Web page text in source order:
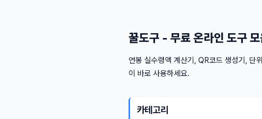
꿀도구 - 무료 온라인 도구
연봉 실수령액 계산기, QR코드 생성기, 단
이 바로 사용하세요.
카테고리